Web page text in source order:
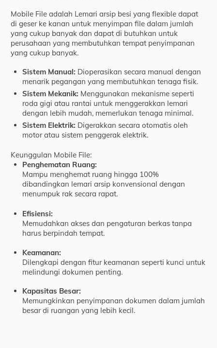
Mobile File adalah Lemari arsip besi yang flexible dapat
di geser ke kanan untuk menyimpan file dalam jumlah
yang cukup banyak dan dapat di butuhkan untuk
perusahaan yang membutuhkan tempat penyimpanan
yang cukup banyak.
Sistem Manual: Dioperasikan secara manual dengan
menarik pegangan yang membutuhkan tenaga fisik.
Sistem Mekanik: Menggunakan mekanisme seperti
roda gigi atau rantai untuk menggerakkan lemari
dengan lebih mudah, memerlukan tenaga minimal.
Sistem Elektrik: Digerakkan secara otomatis oleh
motor atau sistem penggerak elektrik.
Keunggulan Mobile File:
Penghematan Ruang:
Mampu menghemat ruang hingga 100%
dibandingkan lemari arsip konvensional dengan
menumpuk rak secara rapat.
Efisiensi:
Memudahkan akses dan pengaturan berkas tanpa
harus berpindah tempat.
Keamanan:
Dilengkapi dengan fitur keamanan seperti kunci untuk
melindungi dokumen penting.
Kapasitas Besar:
Memungkinkan penyimpanan dokumen dalam jumlah
besar di ruangan yang lebih kecil.